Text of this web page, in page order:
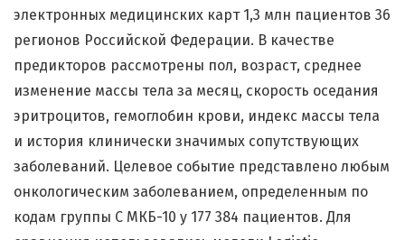
электронных медицинских карт 1,3 млн пациентов 36
регионов Российской Федерации. В качестве
предикторов рассмотрены пол, возраст, среднее
изменение массы тела за месяц, скорость оседания
эритроцитов, гемоглобин крови, индекс массы тела
и история клинически значимых сопутствующих
заболеваний. Целевое событие представлено любым
онкологическим заболеванием, определенным по
кодам группы С МКБ-10 у 177 384 пациентов. Для